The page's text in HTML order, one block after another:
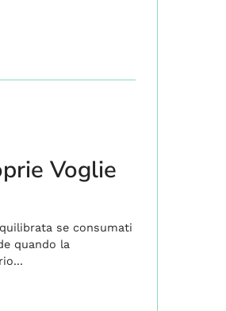
Voglie
se consumati
quando la